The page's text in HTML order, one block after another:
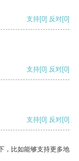
支持[0] 反对[0]
支持[0] 反对[0]
支持[0] 反对[0]
，比如能够支持更多地